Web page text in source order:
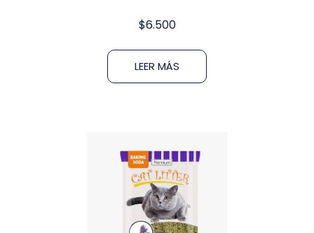
$6.500
LEER MÁS